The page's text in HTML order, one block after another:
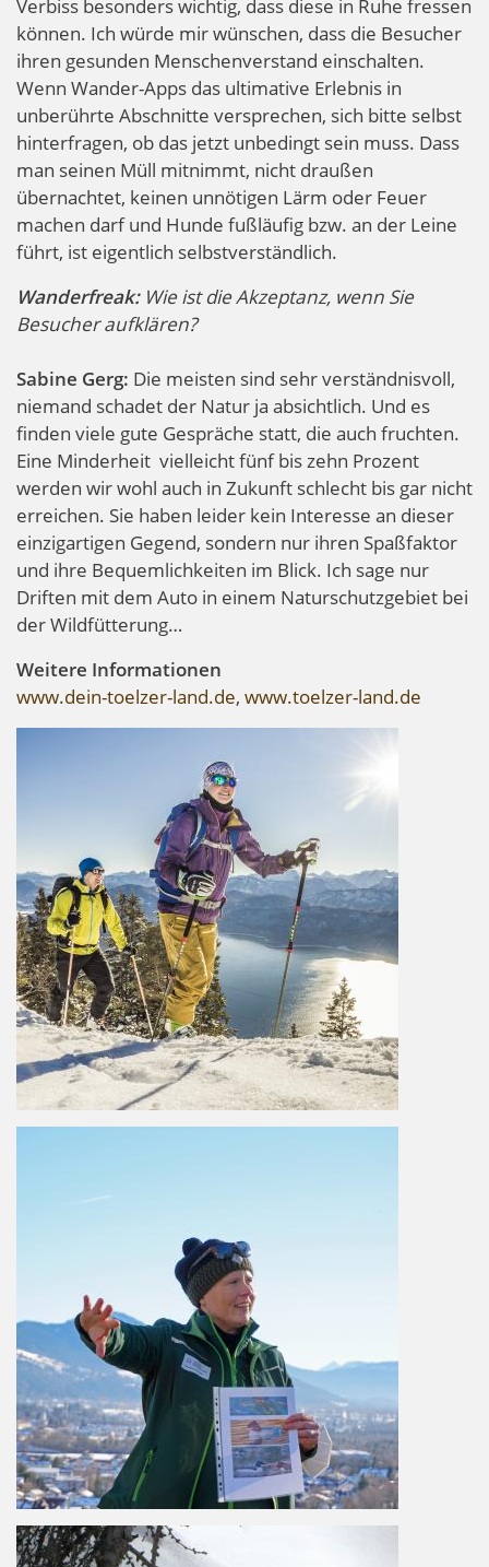
Verbiss besonders wichtig, dass diese in Ruhe fressen
können. Ich würde mir wünschen, dass die Besucher
ihren gesunden Menschenverstand einschalten.
Wenn Wander-Apps das ultimative Erlebnis in
unberührte Abschnitte versprechen, sich bitte selbst
hinterfragen, ob das jetzt unbedingt sein muss. Dass
man seinen Müll mitnimmt, nicht draußen
übernachtet, keinen unnötigen Lärm oder Feuer
machen darf und Hunde fußläufig bzw. an der Leine
führt, ist eigentlich selbstverständlich.
Wanderfreak:Wie ist die Akzeptanz, wenn Sie
Besucher aufklären?
Sabine Gerg: Die meisten sind sehr verständnisvoll,
niemand schadet der Natur ja absichtlich. Und es
finden viele gute Gespräche statt, die auch fruchten.
Eine Minderheit vielleicht fünf bis zehn Prozent
werden wir wohl auch in Zukunft schlecht bis gar nicht
erreichen. Sie haben leider kein Interesse an dieser
einzigartigen Gegend, sondern nur ihren Spaßfaktor
und ihre Bequemlichkeiten im Blick. Ich sage nur
Driften mit dem Auto in einem Naturschutzgebiet bei
der Wildfütterung…
Weitere Informationen
www.dein-toelzer-land.de, www.toelzer-land.de